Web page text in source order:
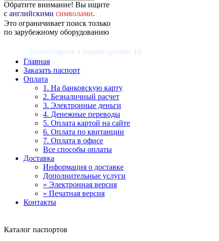
Обратите внимание! Вы ищите
с английскими символами.
Это ограничивает поиск только
по зарубежному оборудованию
Техпаспортов в нашем архиве: 19
781
Главная
Заказать паспорт
Оплата
1. На банковскую карту
2. Безналичный расчет
3. Электронные деньги
4. Денежные переводы
5. Оплата картой на сайте
6. Оплата по квитанции
7. Оплата в офисе
Все способы оплаты
Доставка
Информация о доставке
Дополнительные услуги
» Электронная версия
» Печатная версия
Контакты
Каталог паспортов